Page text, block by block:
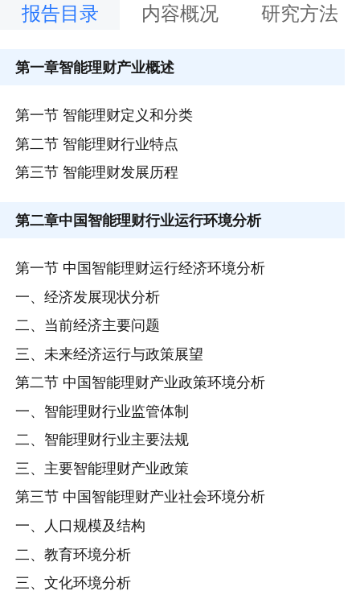
报告目录 内容概况 研究方法
第一章智能理财产业概述
第一节 智能理财定义和分类
第二节 智能理财行业特点
第三节 智能理财发展历程
第二章中国智能理财行业运行环境分析
第一节 中国智能理财运行经济环境分析
一、经济发展现状分析
二、当前经济主要问题
三、未来经济运行与政策展望
第二节 中国智能理财产业政策环境分析
一、智能理财行业监管体制
二、智能理财行业主要法规
三、主要智能理财产业政策
第三节 中国智能理财产业社会环境分析
一、人口规模及结构
二、教育环境分析
三、文化环境分析